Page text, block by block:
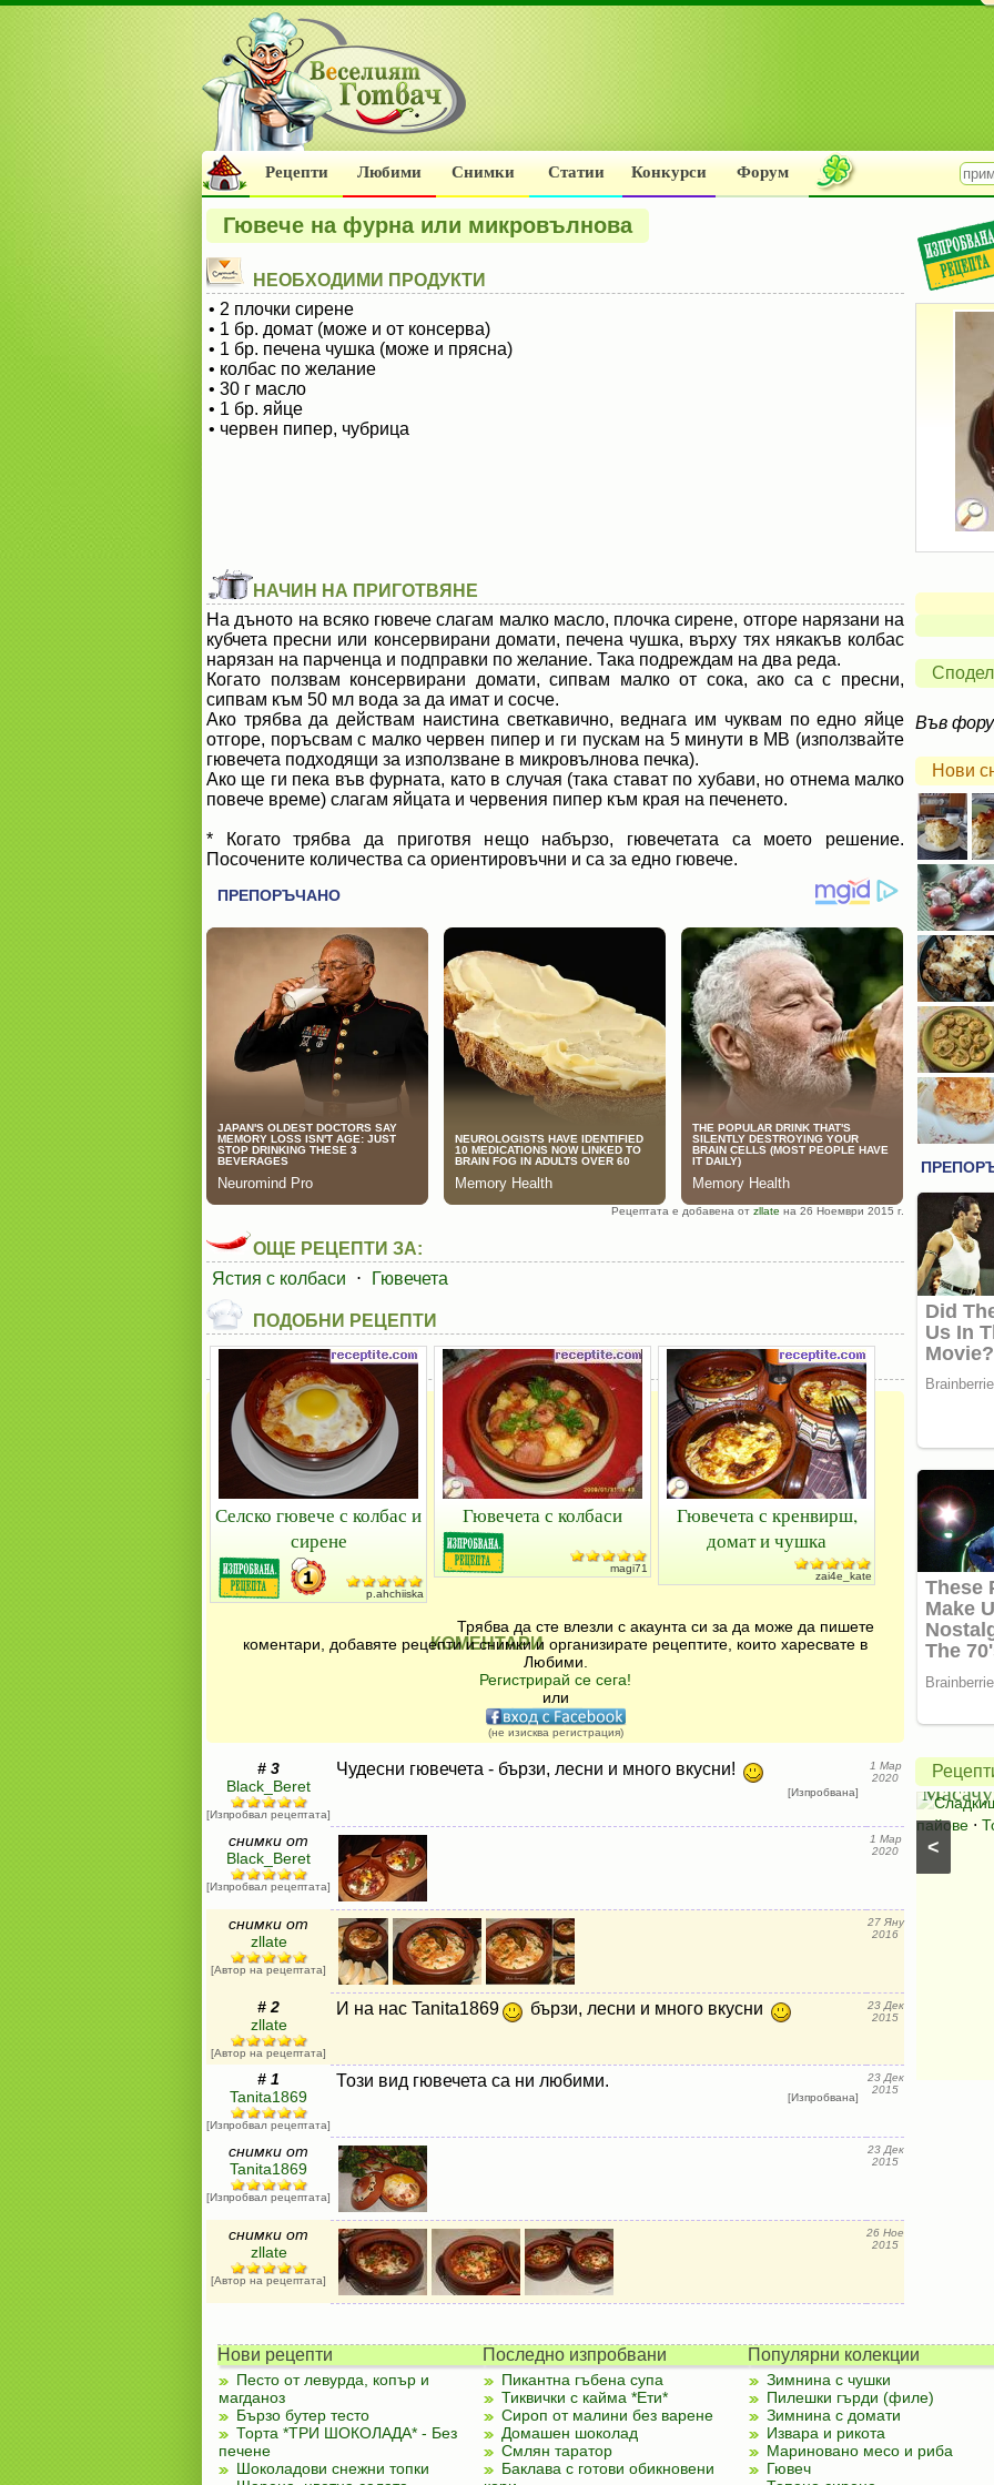
Рецепти Любими Снимки Статии Конкурси Форум
Гювече на фурна или микровълнова
НЕОБХОДИМИ ПРОДУКТИ
• 2 плочки сирене
• 1 бр. домат (може и от консерва)
• 1 бр. печена чушка (може и прясна)
• колбас по желание
• 30 г масло
• 1 бр. яйце
• червен пипер, чубрица
НАЧИН НА ПРИГОТВЯНЕ
На дъното на всяко гювече слагам малко масло, плочка сирене, отгоре нарязани на
кубчета пресни или консервирани домати, печена чушка, върху тях някакъв колбас
нарязан на парченца и подправки по желание. Така подреждам на два реда.
Когато ползвам консервирани домати, сипвам малко от сока, ако са с пресни,
сипвам към 50 мл вода за да имат и сосче.
Ако трябва да действам наистина светкавично, веднага им чуквам по едно яйце
отгоре, поръсвам с малко червен пипер и ги пускам на 5 минути в МВ (използвайте
гювечета подходящи за използване в микровълнова печка).
Ако ще ги пека във фурната, като в случая (така стават по хубави, но отнема малко
повече време) слагам яйцата и червения пипер към края на печенето.
* Когато трябва да приготвя нещо набързо, гювечетата са моето решение.
Посочените количества са ориентировъчни и са за едно гювече.
Рецептата е добавена от zllate на 26 Ноември 2015 г.
ОЩЕ РЕЦЕПТИ ЗА:
Ястия с колбаси
⋅ Гювечета
ПОДОБНИ РЕЦЕПТИ
Селско гювече с колбас и
сирене
p.ahchiiska
Гювечета с колбаси
magi71
Гювечета с кренвирш,
домат и чушка
zai4e_kate
КОМЕНТАРИ
Трябва да сте влезли с акаунта си за да може да пишете
коментари, добавяте рецепти и снимки и организирате рецептите, които харесвате в
Любими.
Регистрирай се сега!
или
(не изисква регистрация)
# 3
Black_Beret
[Изпробвал рецептата]
Чудесни гювечета - бързи, лесни и много вкусни!
[Изпробвана]
1 Мар
2020
снимки от
Black_Beret
[Изпробвал рецептата]
1 Мар
2020
снимки от
zllate
[Автор на рецептата]
27 Яну
2016
# 2
zllate
[Автор на рецептата]
И на нас Tanita1869 бързи, лесни и много вкусни
23 Дек
2015
# 1
Tanita1869
[Изпробвал рецептата]
Този вид гювечета са ни любими.
[Изпробвана]
23 Дек
2015
снимки от
Tanita1869
[Изпробвал рецептата]
23 Дек
2015
снимки от
zllate
[Автор на рецептата]
26 Ное
2015
Във
Нови
<
Салата
Салати без месо
⋅
Салати със спанак⋅Салати с марули (зелени
пай
от
пайове ⋅
Нови рецепти
Песто от левурда, копър и
магданоз
Бързо бутер тесто
Торта *ТРИ ШОКОЛАДА* - Без
печене
Шоколадови снежни топки
Последно изпробвани
Пикантна гъбена супа
Тиквички с кайма *Ети*
Сироп от малини без варене
Домашен шоколад
Смлян таратор
Баклава с готови обикновени
Популярни колекции
Зимнина с чушки
Пилешки гърди (филе)
Зимнина с домати
Извара и рикота
Мариновано месо и риба
Гювеч